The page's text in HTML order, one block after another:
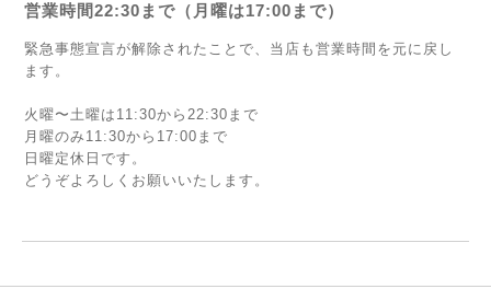
営業時間22:30まで（月曜は17:00まで）
緊急事態宣言が解除されたことで、当店も営業時間を元に戻し
ます。
火曜〜土曜は11:30から22:30まで
月曜のみ11:30から17:00まで
日曜定休日です。
どうぞよろしくお願いいたします。